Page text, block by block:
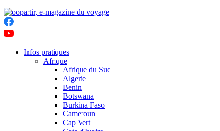
Infos pratiques
Afrique
Afrique du Sud
Algerie
Benin
Botswana
Burkina Faso
Cameroun
Cap Vert